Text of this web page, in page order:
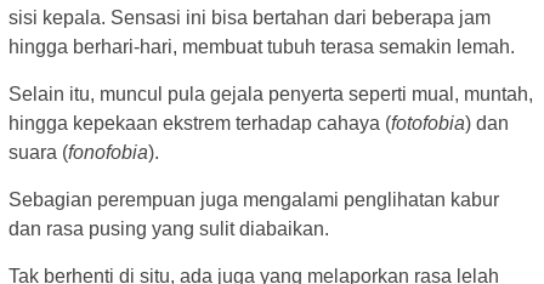
sisi kepala. Sensasi ini bisa bertahan dari beberapa jam
hingga berhari-hari, membuat tubuh terasa semakin lemah.
Selain itu, muncul pula gejala penyerta seperti mual, muntah,
hingga kepekaan ekstrem terhadap cahaya (fotofobia) dan
suara (fonofobia).
Sebagian perempuan juga mengalami penglihatan kabur
dan rasa pusing yang sulit diabaikan.
Tak berhenti di situ, ada juga yang melaporkan rasa lelah